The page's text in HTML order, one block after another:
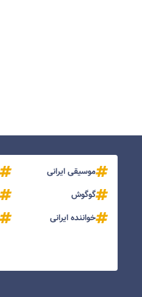
موسیقی ایرانی
گوگوش
خواننده ایرانی